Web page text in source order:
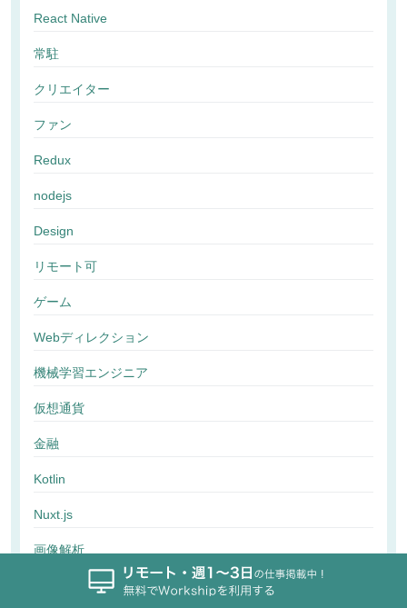
React Native
常駐
クリエイター
ファン
Redux
nodejs
Design
リモート可
ゲーム
Webディレクション
機械学習エンジニア
仮想通貨
金融
Kotlin
Nuxt.js
画像解析